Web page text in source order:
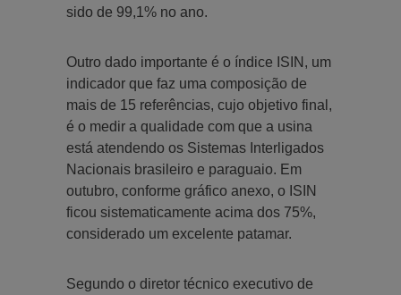
sido de 99,1% no ano.
Outro dado importante é o índice ISIN, um
indicador que faz uma composição de
mais de 15 referências, cujo objetivo final,
é o medir a qualidade com que a usina
está atendendo os Sistemas Interligados
Nacionais brasileiro e paraguaio. Em
outubro, conforme gráfico anexo, o ISIN
ficou sistematicamente acima dos 75%,
considerado um excelente patamar.
Segundo o diretor técnico executivo de